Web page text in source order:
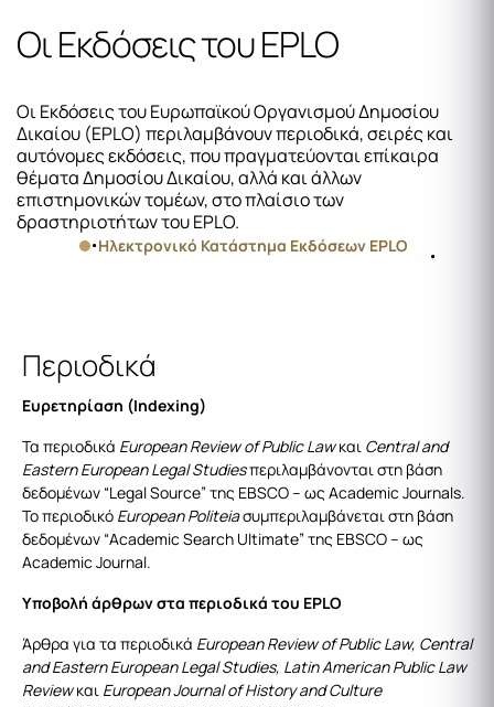
Οι Eκδόσεις του EPLO
Οι Εκδόσεις του Ευρωπαϊκού Οργανισμού Δημοσίου
Δικαίου (EPLO) περιλαμβάνουν περιοδικά, σειρές και
αυτόνομες εκδόσεις, που πραγματεύονται επίκαιρα
θέματα Δημοσίου Δικαίου, αλλά και άλλων
επιστημονικών τομέων, στο πλαίσιο των
δραστηριοτήτων του EPLO.
Ηλεκτρονικό Κατάστημα Εκδόσεων EPLO
Περιοδικά
Ευρετηρίαση (Indexing)
Τα περιοδικά European Review of Public Lawκαι Central and
Eastern European Legal Studiesπεριλαμβάνονται στη βάση
δεδομένων “Legal Source” της EBSCO – ως Academic Journals.
Το περιοδικό European Politeiaσυμπεριλαμβάνεται στη βάση
δεδομένων “Academic Search Ultimate” της EBSCO – ως
Academic Journal.
Υποβολή άρθρων στα περιοδικά του EPLO
Άρθρα για τα περιοδικά European Review of Public Law, Central
and Eastern European Legal Studies, Latin American Public Law
Reviewκαι European Journal of History and Culture